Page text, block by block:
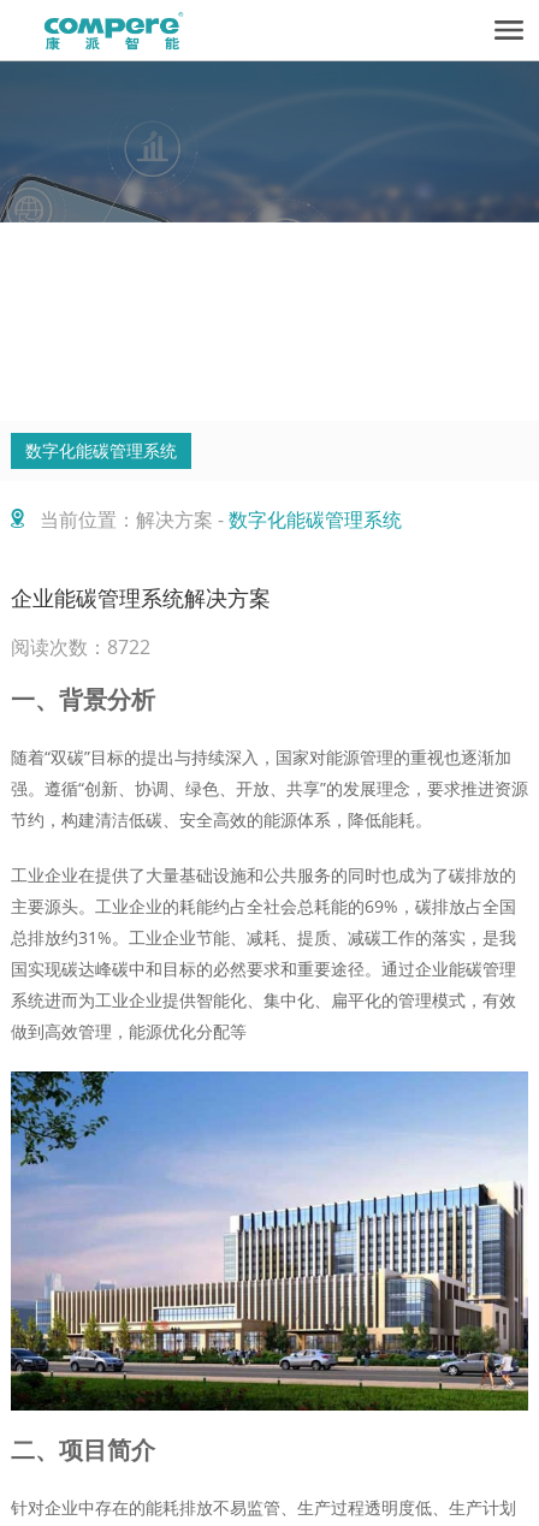
数字化能碳管理系统
当前位置：解决方案 -数字化能碳管理系统
企业能碳管理系统解决方案
阅读次数：8722
一、背景分析
随着“双碳”目标的提出与持续深入，国家对能源管理的重视也逐渐加
强。遵循“创新、协调、绿色、开放、共享”的发展理念，要求推进资源
节约，构建清洁低碳、安全高效的能源体系，降低能耗。
工业企业在提供了大量基础设施和公共服务的同时也成为了碳排放的
主要源头。工业企业的耗能约占全社会总耗能的69%，碳排放占全国
总排放约31%。工业企业节能、减耗、提质、减碳工作的落实，是我
国实现碳达峰碳中和目标的必然要求和重要途径。通过企业能碳管理
系统进而为工业企业提供智能化、集中化、扁平化的管理模式，有效
做到高效管理，能源优化分配等
二、项目简介
针对企业中存在的能耗排放不易监管、生产过程透明度低、生产计划